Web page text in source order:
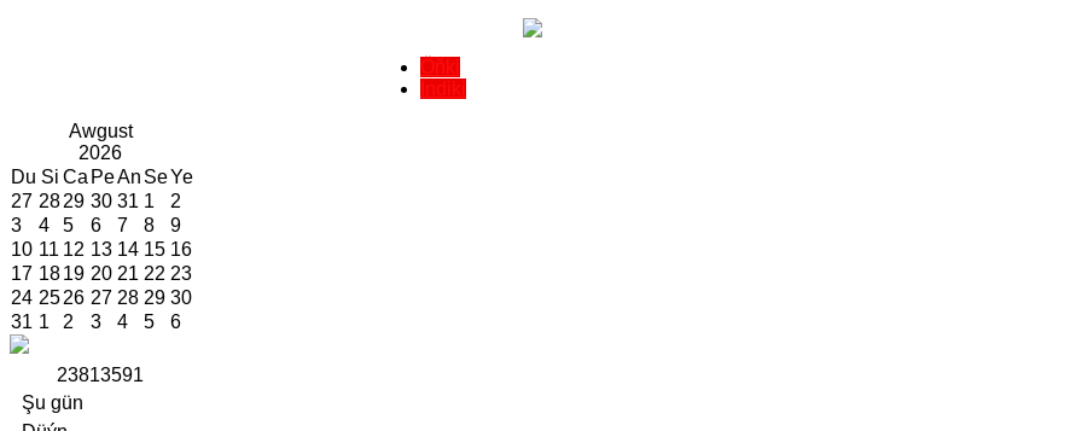
Awgust
2026
Du Si Ca PeAn SeYe
27 2829 30 31 1
2
3
4 5 6 7 8
9
10 11 12 13 14 15 16
17 1819 20 21 22 23
24 2526 27 28 29 30
31 1 2 3 4 5 6
23813591
Şu gün